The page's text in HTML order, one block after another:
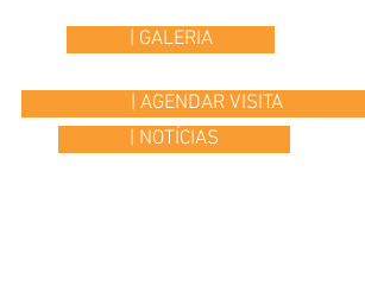
| GALERIA
| AGENDAR VISITA
| NOTÍCIAS